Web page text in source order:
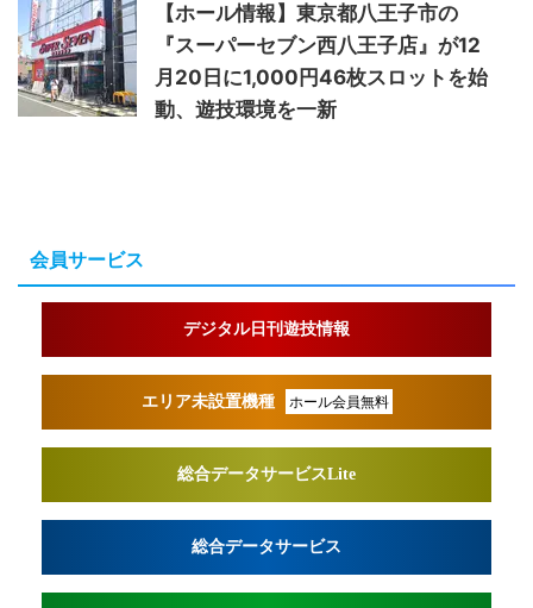
【ホール情報】東京都八王子市の
『スーパーセブン西八王子店』が12
月20日に1,000円46枚スロットを始
動、遊技環境を一新
会員サービス
デジタル日刊遊技情報
エリア未設置機種 ホール会員無料
総合データサービスLite
総合データサービス